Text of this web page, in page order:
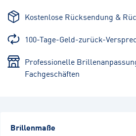
Kostenlose Rücksendung &
100-Tage-Geld-zurück-
Professionelle
Fachgeschäften
Brillenmaße